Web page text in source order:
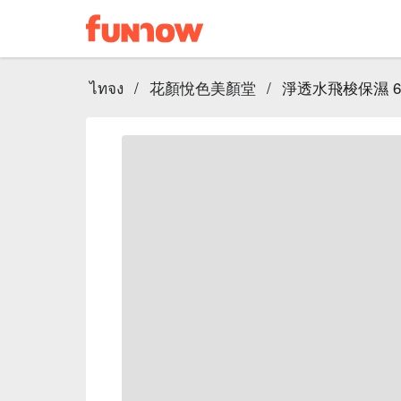
ไทจง / 花顏悅色美顏堂 / 淨透水飛梭保濕